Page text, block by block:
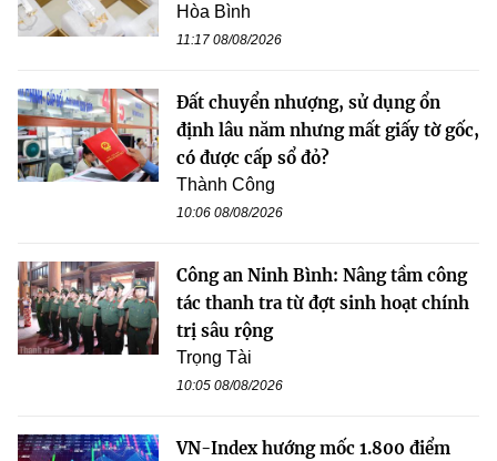
Hòa Bình
11:17 08/08/2026
Đất chuyển nhượng, sử dụng ổn
định lâu năm nhưng mất giấy tờ gốc,
có được cấp sổ đỏ?
Thành Công
10:06 08/08/2026
Công an Ninh Bình: Nâng tầm công
tác thanh tra từ đợt sinh hoạt chính
trị sâu rộng
Trọng Tài
10:05 08/08/2026
VN-Index hướng mốc 1.800 điểm